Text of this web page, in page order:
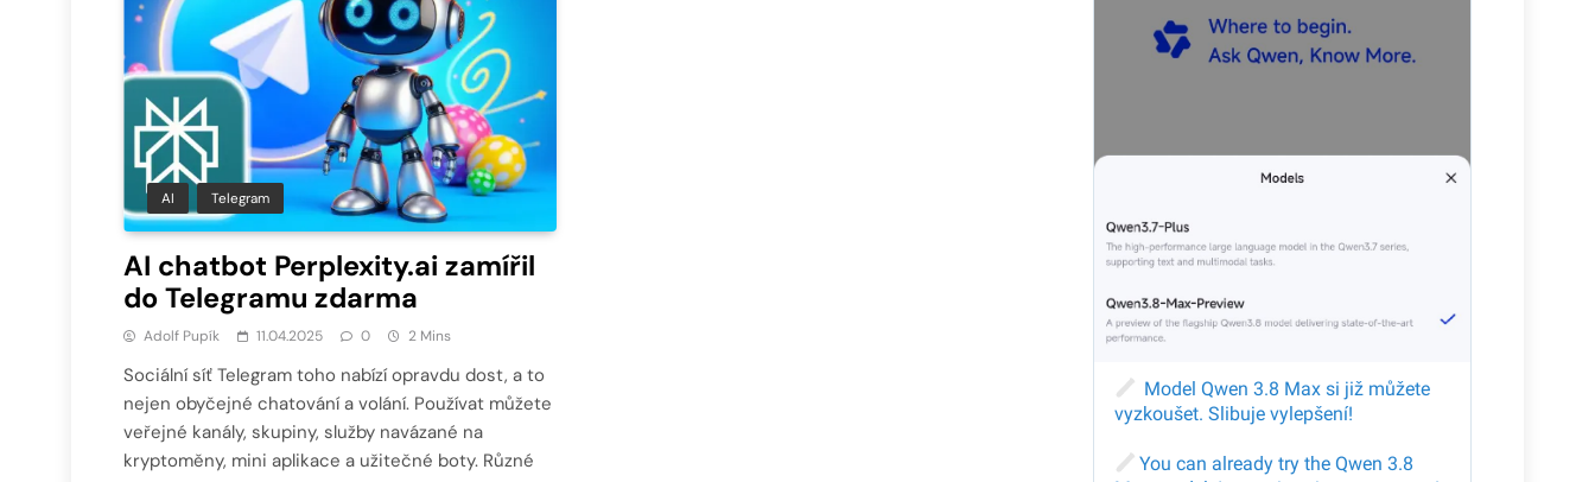
AI Telegram
AI chatbot Perplexity.ai zamířil
do Telegramu zdarma
Adolf Pupík 11.04.2025 0 2 Mins
Sociální síť Telegram toho nabízí opravdu dost, a to
nejen obyčejné chatování a volání. Používat můžete
veřejné kanály, skupiny, služby navázané na
kryptoměny, mini aplikace a užitečné boty. Různé